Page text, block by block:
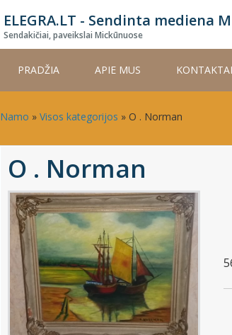
ELEGRA.LT - Sendinta mediena
Sendakičiai, paveikslai Mickūnuose
PRADŽIA APIE MUS KONTAKTAI
Namo » Visos kategorijos » O . Norman
O . Norman